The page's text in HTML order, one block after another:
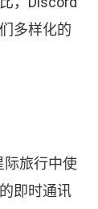
多样化的
际旅行中使
即时通讯